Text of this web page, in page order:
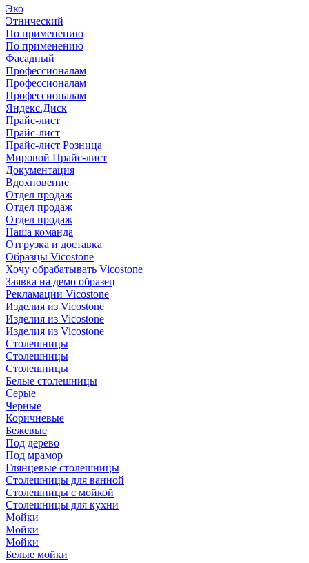
Эко
Этнический
По применению
По применению
Фасадный
Профессионалам
Профессионалам
Профессионалам
Яндекс.Диск
Прайс-лист
Прайс-лист
Прайс-лист Розница
Мировой Прайс-лист
Документация
Вдохновение
Отдел продаж
Отдел продаж
Отдел продаж
Наша команда
Отгрузка и доставка
Образцы Vicostone
Хочу обрабатывать Vicostone
Заявка на демо образец
Рекламации Vicostone
Изделия из Vicostone
Изделия из Vicostone
Изделия из Vicostone
Столешницы
Столешницы
Столешницы
Белые столешницы
Серые
Черные
Коричневые
Бежевые
Под дерево
Под мрамор
Глянцевые столешницы
Столешницы для ванной
Столешницы с мойкой
Столешницы для кухни
Мойки
Мойки
Мойки
Белые мойки